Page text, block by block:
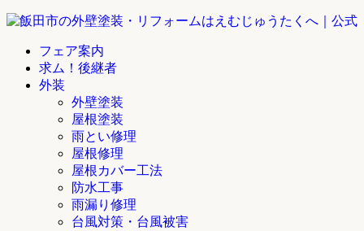
フェア案内
求ム！後継者
外装
外壁塗装
屋根塗装
雨とい修理
屋根修理
屋根カバー工法
防水工事
雨漏り修理
台風対策・台風被害